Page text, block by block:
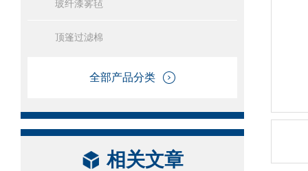
玻纤漆雾毡
顶篷过滤棉
全部产品分类
相关文章